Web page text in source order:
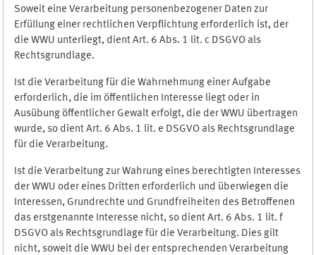
Soweit eine Verarbeitung personenbezogener Daten zur
Erfüllung einer rechtlichen Verpflichtung erforderlich ist, der
die WWU unterliegt, dient Art. 6 Abs. 1 lit. c DSGVO als
Rechtsgrundlage.
Ist die Verarbeitung für die Wahrnehmung einer Aufgabe
erforderlich, die im öffentlichen Interesse liegt oder in
Ausübung öffentlicher Gewalt erfolgt, die der WWU übertragen
wurde, so dient Art. 6 Abs. 1 lit. e DSGVO als Rechtsgrundlage
für die Verarbeitung.
Ist die Verarbeitung zur Wahrung eines berechtigten Interesses
der WWU oder eines Dritten erforderlich und überwiegen die
Interessen, Grundrechte und Grundfreiheiten des Betroffenen
das erstgenannte Interesse nicht, so dient Art. 6 Abs. 1 lit. f
DSGVO als Rechtsgrundlage für die Verarbeitung. Dies gilt
nicht, soweit die WWU bei der entsprechenden Verarbeitung